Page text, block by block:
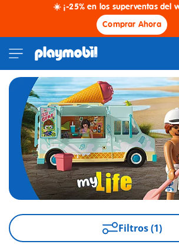
☀️ ¡-25% en los superventas del
Comprar Ahora
Filtros (1)